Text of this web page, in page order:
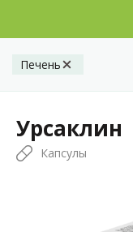
Печень
Урсаклин
Капсулы